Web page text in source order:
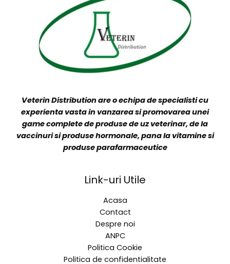
VETERIN DISTRIBUTION
Produsele companiei sunt distribuite direct către
clienții finali prin reprezentanții noștri și/sau curierat
rapid în 24-48 ore, ori prin distribuitori locali și
naționali.
CONTACT